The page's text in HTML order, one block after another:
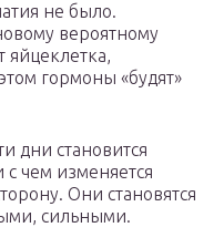
не было.
вероятному
гормоны «будят»
дни становится
с чем изменяется
Они становятся
сильными.